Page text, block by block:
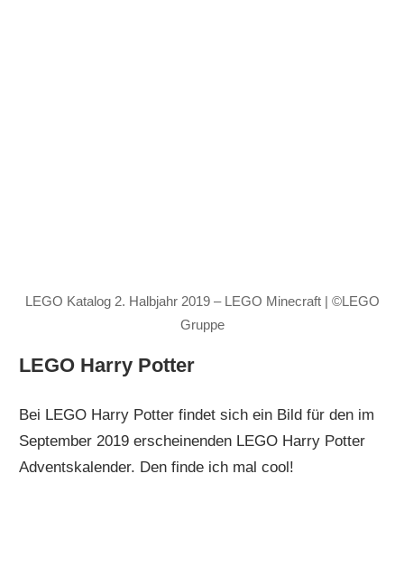
LEGO Katalog 2. Halbjahr 2019 – LEGO Minecraft | ©LEGO
Gruppe
LEGO Harry Potter
Bei LEGO Harry Potter findet sich ein Bild für den im
September 2019 erscheinenden LEGO Harry Potter
Adventskalender. Den finde ich mal cool!